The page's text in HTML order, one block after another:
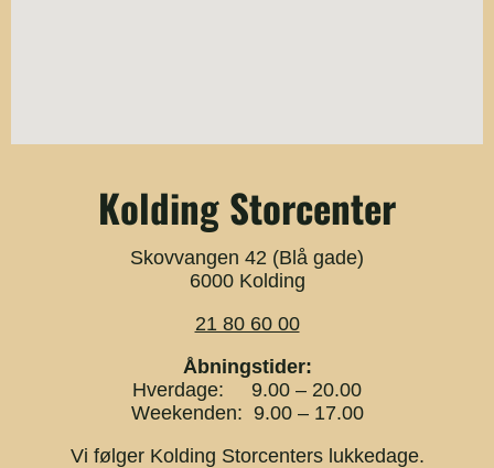
Kolding Storcenter
Skovvangen 42 (Blå gade)
6000 Kolding
21 80 60 00
Åbningstider:
Hverdage: 9.00 – 20.00
Weekenden: 9.00 – 17.00
Vi følger Kolding Storcenters lukkedage.